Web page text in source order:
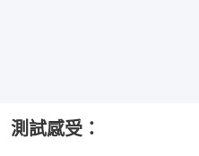
測試感受：